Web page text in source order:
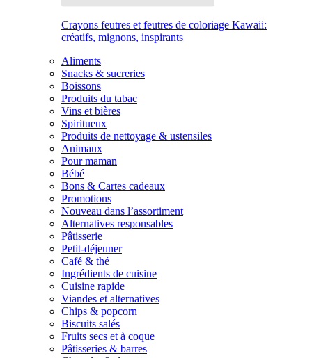
Crayons feutres et feutres de coloriage Kawaii:
créatifs, mignons, inspirants
Aliments
Snacks & sucreries
Boissons
Produits du tabac
Vins et bières
Spiritueux
Produits de nettoyage & ustensiles
Animaux
Pour maman
Bébé
Bons & Cartes cadeaux
Promotions
Nouveau dans l’assortiment
Alternatives responsables
Pâtisserie
Petit-déjeuner
Café & thé
Ingrédients de cuisine
Cuisine rapide
Viandes et alternatives
Chips & popcorn
Biscuits salés
Fruits secs et à coque
Pâtisseries & barres